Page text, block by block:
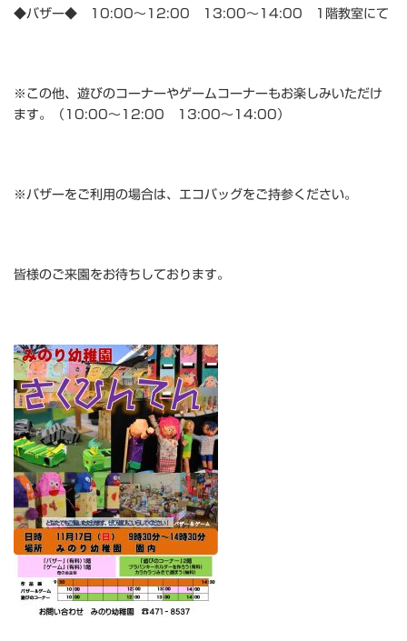
◆バザー◆ 10:00～12:00 13:00～14:00 1階教室にて
※この他、遊びのコーナーやゲームコーナーもお楽しみいただけ
ます。（10:00～12:00 13:00～14:00）
※バザーをご利用の場合は、エコバッグをご持参ください。
皆様のご来園をお待ちしております。